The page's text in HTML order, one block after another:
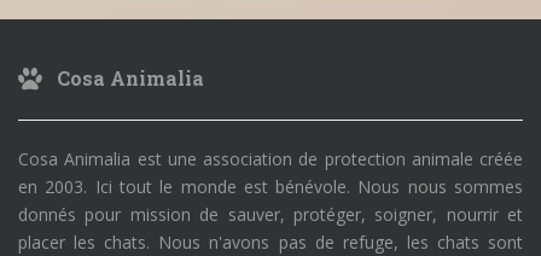
Cosa Animalia
Cosa Animalia est une association de protection animale créée
en 2003. Ici tout le monde est bénévole. Nous nous sommes
donnés pour mission de sauver, protéger, soigner, nourrir et
placer les chats. Nous n'avons pas de refuge, les chats sont